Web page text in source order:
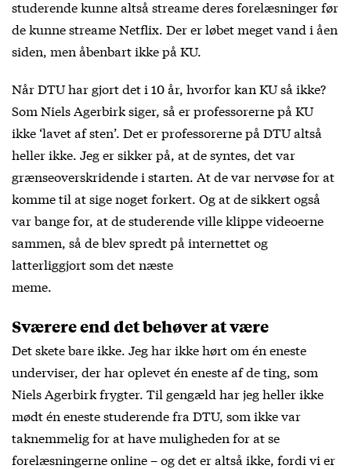
studerende kunne altså streame deres forelæsninger før
de kunne streame Netflix. Der er løbet meget vand i åen
siden, men åbenbart ikke på KU.
Når DTU har gjort det i 10 år, hvorfor kan KU så ikke?
Som Niels Agerbirk siger, så er professorerne på KU
ikke ‘lavet af sten’. Det er professorerne på DTU altså
heller ikke. Jeg er sikker på, at de syntes, det var
grænseoverskridende i starten. At de var nervøse for at
komme til at sige noget forkert. Og at de sikkert også
var bange for, at de studerende ville klippe videoerne
sammen, så de blev spredt på internettet og
latterliggjort som det næste
meme.
Sværere end det behøver at være
Det skete bare ikke. Jeg har ikke hørt om én eneste
underviser, der har oplevet én eneste af de ting, som
Niels Agerbirk frygter. Til gengæld har jeg heller ikke
mødt én eneste studerende fra DTU, som ikke var
taknemmelig for at have muligheden for at se
forelæsningerne online – og det er altså ikke, fordi vi er